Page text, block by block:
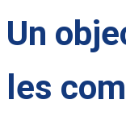
Un
les